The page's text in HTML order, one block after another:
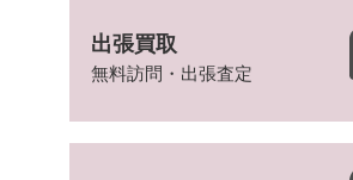
出張買取
無料訪問・出張査定